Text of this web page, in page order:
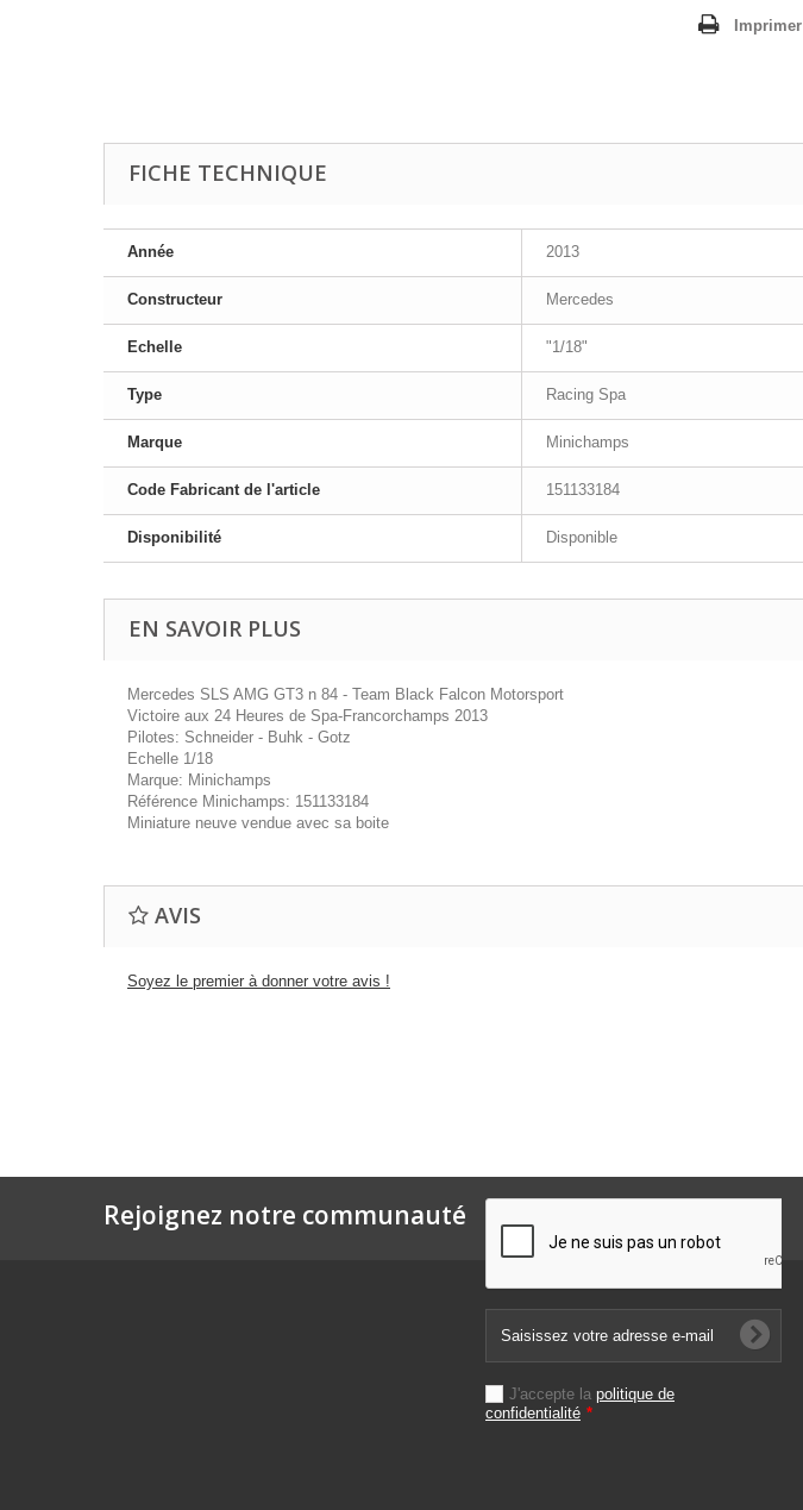
Imprimer
FICHE TECHNIQUE
Année 2013
Constructeur Mercedes
Echelle "1/18"
Type Racing Spa
Marque Minichamps
Code Fabricant de l'article 151133184
Disponibilité Disponible
EN SAVOIR PLUS
Mercedes SLS AMG GT3 n 84 - Team Black Falcon Motorsport
Victoire aux 24 Heures de Spa-Francorchamps 2013
Pilotes: Schneider - Buhk - Gotz
Echelle 1/18
Marque: Minichamps
Référence Minichamps: 151133184
Miniature neuve vendue avec sa boite
AVIS
Soyez le premier à donner votre avis !
Rejoignez notre communauté
J'accepte la politique de
confidentialité *